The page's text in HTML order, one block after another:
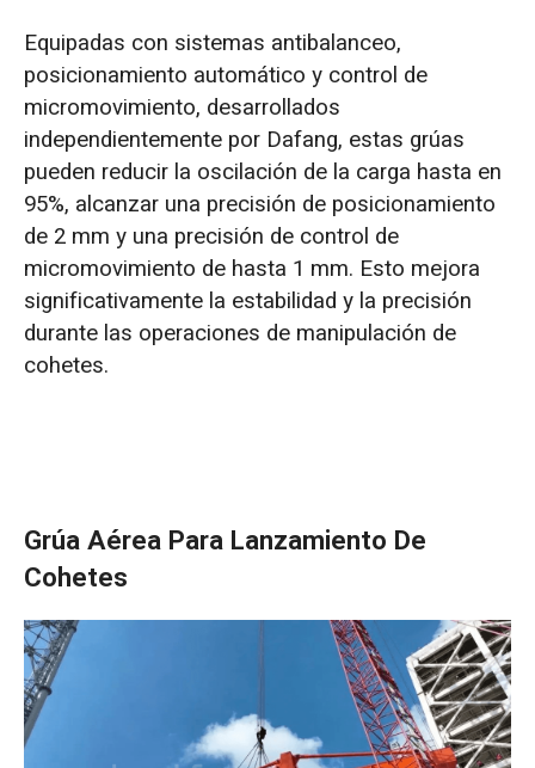
Equipadas con sistemas antibalanceo,
posicionamiento automático y control de
micromovimiento, desarrollados
independientemente por Dafang, estas grúas
pueden reducir la oscilación de la carga hasta en
95%, alcanzar una precisión de posicionamiento
de 2 mm y una precisión de control de
micromovimiento de hasta 1 mm. Esto mejora
significativamente la estabilidad y la precisión
durante las operaciones de manipulación de
cohetes.
Grúa Aérea Para Lanzamiento De
Cohetes